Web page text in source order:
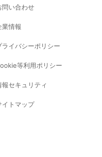
問い合わせ
業情報
ライバシーポリシー
等利用ポリシー
報セキュリティ
イトマップ